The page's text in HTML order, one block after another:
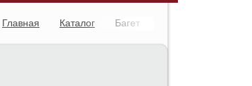
Главная Каталог Багет